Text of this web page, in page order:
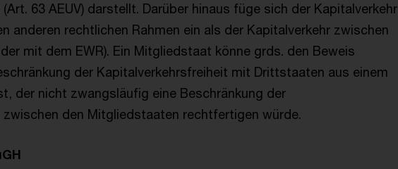
63 AEUV) darstellt. Darüber hinaus füge sich der Kapitalverkehr
anderen rechtlichen Rahmen ein als der Kapitalverkehr zwischen
mit dem EWR). Ein Mitgliedstaat könne grds. den Beweis
der Kapitalverkehrsfreiheit mit Drittstaaten aus einem
der nicht zwangsläufig eine Beschränkung der
den Mitgliedstaaten rechtfertigen würde.